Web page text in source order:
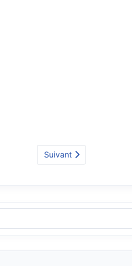
Suivant